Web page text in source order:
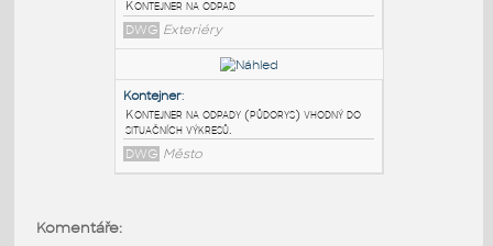
Garbage_container:
Kontejner na odpadky
RFA Exteriéry
Komentáře: